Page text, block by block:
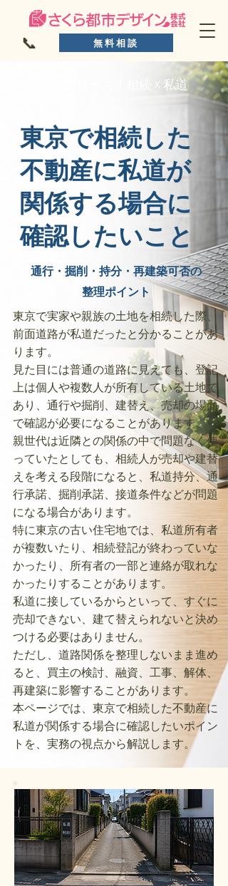
📞 無料相談
東京シリーズ｜相続 ☓ 私道
東京で相続した
不動産に私道が
関係する場合に
確認したいこと
通行・掘削・持分・再建築可否の
整理ポイント
東京で実家や親族の土地を相続した際、
前面道路が私道だったと分かることがあ
ります。
見た目には普通の道路に見えても、登記
上は個人や複数人が所有している土地で
あり、通行や掘削、建替え、売却の場面
で確認が必要になることがあります。
親世代は近隣との関係の中で問題なく使
っていたとしても、相続人が売却や建替
えを考える段階になると、私道持分、通
行承諾、掘削承諾、接道条件などが問題
になる場合があります。
特に東京の古い住宅地では、私道所有者
が複数いたり、相続登記が終わっていな
かったり、所有者の一部と連絡が取れな
かったりすることがあります。
私道に接しているからといって、すぐに
売却できない、建て替えられないと決め
つける必要はありません。
ただし、道路関係を整理しないまま進め
ると、買主の検討、融資、工事、解体、
再建築に影響することがあります。
本ページでは、東京で相続した不動産に
私道が関係する場合に確認したいポイン
トを、実務の視点から解説します。